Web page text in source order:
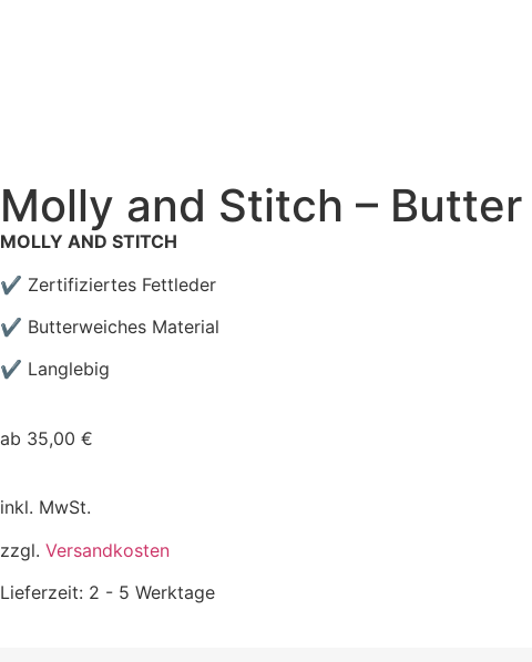
Molly and Stitch –
MOLLY AND STITCH
✔ Zertifiziertes Fettleder
✔ Butterweiches Material
✔ Langlebig
ab 35,00 €
inkl. MwSt.
zzgl. Versandkosten
Lieferzeit: 2 - 5 Werktage